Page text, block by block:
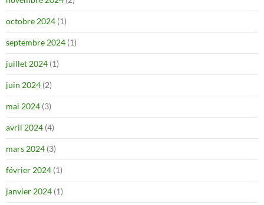
octobre 2024 (1)
septembre 2024 (1)
juillet 2024 (1)
juin 2024 (2)
mai 2024 (3)
avril 2024 (4)
mars 2024 (3)
février 2024 (1)
janvier 2024 (1)